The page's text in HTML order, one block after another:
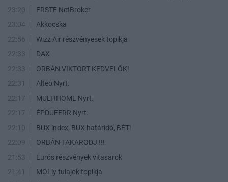
23:20
ERSTE NetBroker
23:04
Akkocska
22:56
Wizz Air részvényesek topikja
22:33
DAX
22:33
ORBÁN VIKTORT KEDVELŐK!
22:31
Alteo Nyrt.
22:17
MULTIHOME Nyrt.
22:17
ÉPDUFERR Nyrt.
22:10
BUX index, BUX határidő, BÉT!
22:09
ORBÁN TAKARODJ !!!
21:53
Eurós részvények vitasarok
21:41
MOLly tulajok topikja